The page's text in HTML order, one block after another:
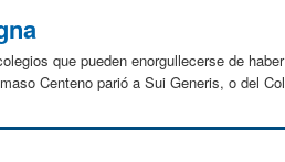
que pueden enorgullecerse de
Centeno parió a Sui Generis, o del